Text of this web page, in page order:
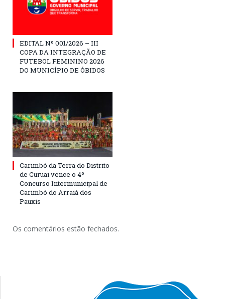
EDITAL Nº 001/2026 – III
COPA DA INTEGRAÇÃO DE
FUTEBOL FEMININO 2026
DO MUNICÍPIO DE ÓBIDOS
Carimbó da Terra do Distrito
de Curuai vence o 4º
Concurso Intermunicipal de
Carimbó do Arraiá dos
Pauxis
Os comentários estão fechados.